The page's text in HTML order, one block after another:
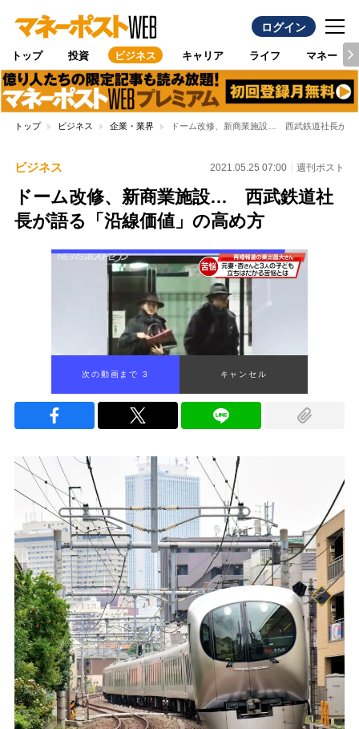
ログイン
トップ 投資 ビジネス キャリア ライフ マネー
トップ ビジネス 企業・業界 ドーム改修、新商業施設… 西武鉄道社長が語
ビジネス 2021.05.25 07:00 週刊ポスト
ドーム改修、新商業施設… 西武鉄道社
長が語る「沿線価値」の高め方
次の動画まで 2 キャンセル